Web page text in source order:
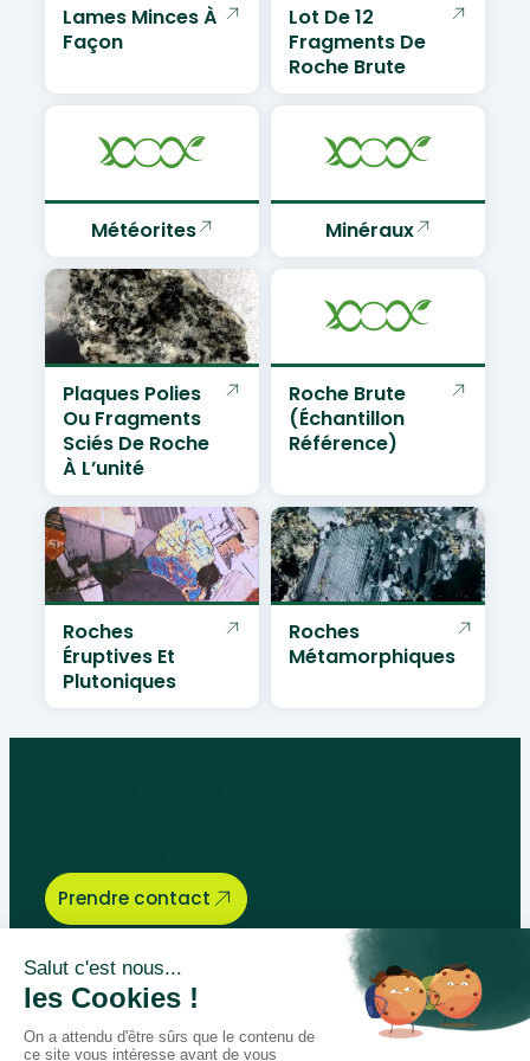
Lames Minces À
Façon
Lot De 12
Fragments De
Roche Brute
Météorites Minéraux
Plaques Polies
Ou Fragments
Sciés De Roche
À L’unité
Roche Brute
(échantillon
Référence)
Roches
Éruptives Et
Plutoniques
Roches
Métamorphiques
Prendre contact
Bégénat
Niveau d’enseignement
Actualités